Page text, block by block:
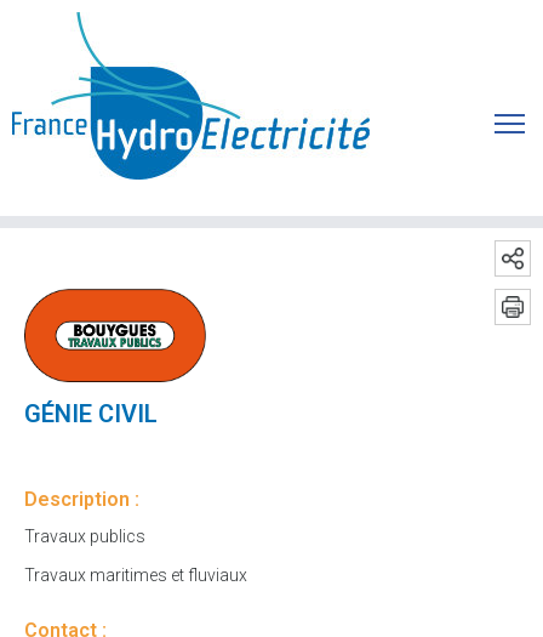
GÉNIE CIVIL
Description :
Travaux publics
Travaux maritimes et fluviaux
Contact :